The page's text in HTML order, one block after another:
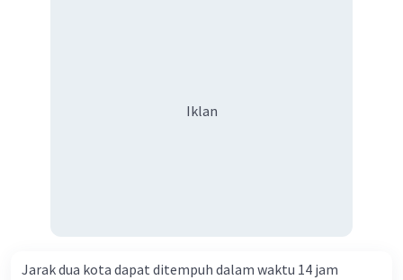
Iklan
Jarak dua kota dapat ditempuh dalam waktu 14 jam